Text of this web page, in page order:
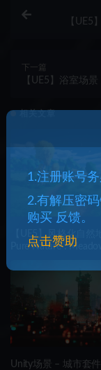
【UE5
下一篇
【UE5】浴室场
【UE5】风格化自然
Pure Nature :
Unity场景 – 城市套
1.注册账号
2.有解压密
购买 反馈。
点击赞助